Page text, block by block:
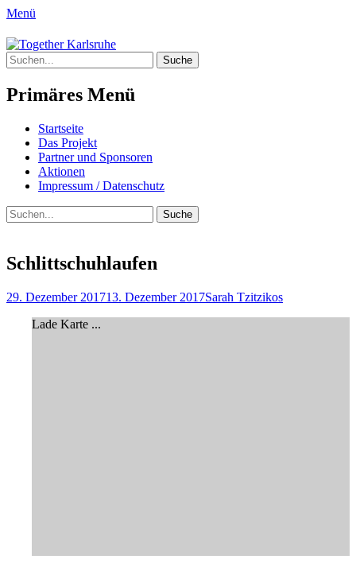
Menü
Together Karlsruhe
Integration von jungen Menschen mit
Fluchterfahrung und
Migrationshintergrund
Suche
nach:
Primäres Menü
Springe
zum
Inhalt
Startseite
Das Projekt
Partner und Sponsoren
Aktionen
Impressum / Datenschutz
Suchen
Suche
nach:
Schlittschuhlaufen
Posted
29. Dezember 201713. Dezember 2017Author
Sarah Tzitzikos
Lade Karte ...